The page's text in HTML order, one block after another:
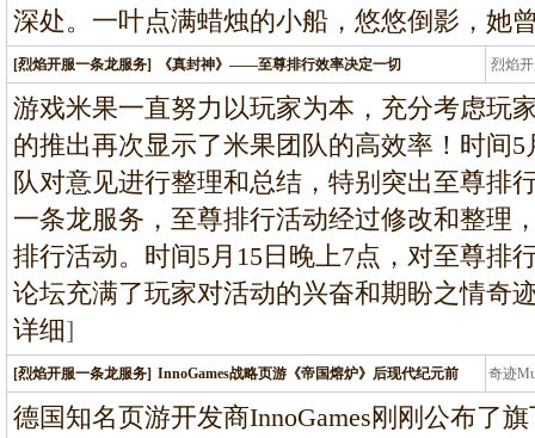
深处。一叶点满蜡烛的小船，悠悠倒影，她
[烈焰开服一条龙服务] 《真封神》——至尊排行效率决定一切 烈焰
龙
游戏米果一直努力以玩家为本，充分考虑玩
的推出再次显示了米果团队的高效率！时间
队对意见进行整理和总结，特别突出至尊排
一条龙服务，至尊排行活动经过修改和整理
排行活动。时间5月15日晚上7点，对至尊排
论坛充满了玩家对活动的兴奋和期盼之情奇
详细]
[烈焰开服一条龙服务] InnoGames战略页游《帝国熔炉》后现代纪元前 奇迹
条
德国知名页游开发商InnoGames刚刚公布了